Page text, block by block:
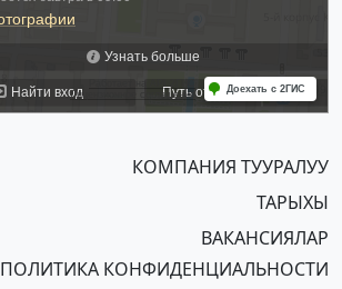
КОМПАНИЯ ТУУРАЛУУ
ТАРЫХЫ
ВАКАНСИЯЛАР
ПОЛИТИКА КОНФИДЕНЦИАЛЬНОСТИ